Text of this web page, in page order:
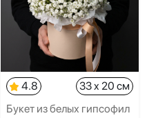
4.8
33 x 20 см
Букет из белых гипсофил